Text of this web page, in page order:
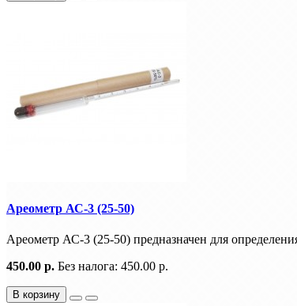
Ареометр АС-3 (25-50)
Ареометр АС-3 (25-50) предназначен для
450.00 р. Без налога: 450.00 р.
В корзину